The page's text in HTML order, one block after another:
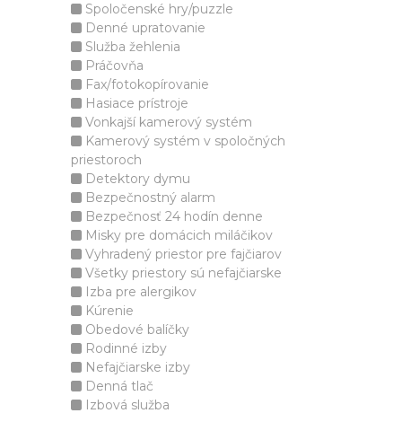
Spoločenské hry/puzzle
Denné upratovanie
Služba žehlenia
Práčovňa
Fax/fotokopírovanie
Hasiace prístroje
Vonkajší kamerový systém
Kamerový systém v spoločných
priestoroch
Detektory dymu
Bezpečnostný alarm
Bezpečnosť 24 hodín denne
Misky pre domácich miláčikov
Vyhradený priestor pre fajčiarov
Všetky priestory sú nefajčiarske
Izba pre alergikov
Kúrenie
Obedové balíčky
Rodinné izby
Nefajčiarske izby
Denná tlač
Izbová služba